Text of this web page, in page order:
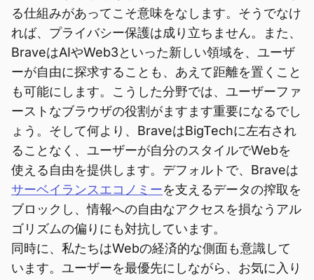
る仕組みがあってこそ意味をなします。そうでなけ
れば、プライバシー保護は成り立ちません。また、
BraveはAIやWeb3といった新しい領域を、ユーザ
ーが自由に探求することも、あえて距離を置くこと
も可能にします。こうした分野では、ユーザーファ
ーストなブラウザの役割がますます重要になるでし
ょう。そして何より、BraveはBigTechに左右され
ることなく、ユーザーが自分のスタイルでWebを
使える自由を提供します。デフォルトで、Braveは
サーベイランスエコノミーを支えるデータの搾取を
ブロックし、情報への自由なアクセスを損なうアル
ゴリズムの偏りにも対抗しています。
同時に、私たちはWebの経済的な側面も意識して
います。ユーザーを最優先にしながら、お気に入り